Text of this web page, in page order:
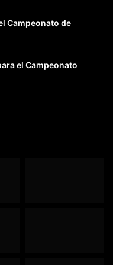
Campeonato de
el Campeonato